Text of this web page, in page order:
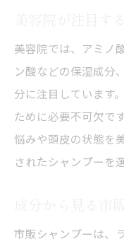
美容院では、アミノ
ン酸などの保湿成分
分に注目しています
ために必要不可欠で
悩みや頭皮の状態を
されたシャンプーを
市販シャンプーは、